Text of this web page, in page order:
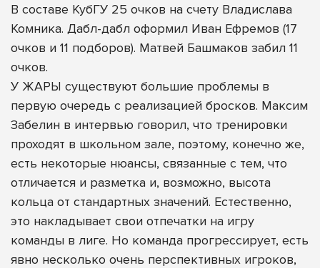
В составе КубГУ 25 очков на счету Владислава
Комника. Дабл-дабл оформил Иван Ефремов (17
очков и 11 подборов). Матвей Башмаков забил 11
очков.
У ЖАРЫ существуют большие проблемы в
первую очередь с реализацией бросков. Максим
Забелин в интервью говорил, что тренировки
проходят в школьном зале, поэтому, конечно же,
есть некоторые нюансы, связанные с тем, что
отличается и разметка и, возможно, высота
кольца от стандартных значений. Естественно,
это накладывает свои отпечатки на игру
команды в лиге. Но команда прогрессирует, есть
явно несколько очень перспективных игроков,